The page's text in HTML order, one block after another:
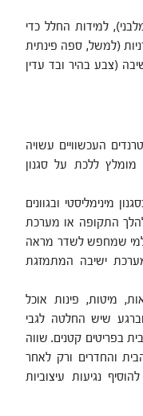
למידות החלל כדי
(למשל, ספה פינתית
(צבע בהיר ובד עדין
העכשוויים עשויה
מומלץ ללכת על סגנון
מינימליסטי ובגוונים
התקופה או מערכת
למי שמחפש לשדר מראה
ישיבה המתמזגת
מיטות, פינות אוכל
וברגע שיש החלטה לגבי
בפריטים קטנים. שווה
והחדרים ורק לאחר
נגיעות עיצוביות